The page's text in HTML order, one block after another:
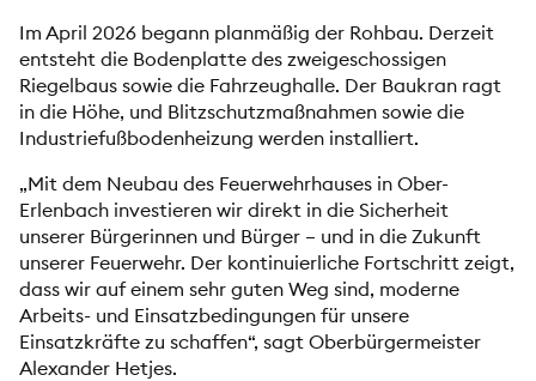
Im April 2026 begann planmäßig der Rohbau. Derzeit
entsteht die Bodenplatte des zweigeschossigen
Riegelbaus sowie die Fahrzeughalle. Der Baukran ragt
in die Höhe, und Blitzschutzmaßnahmen sowie die
Industriefußbodenheizung werden installiert.
„Mit dem Neubau des Feuerwehrhauses in Ober-
Erlenbach investieren wir direkt in die Sicherheit
unserer Bürgerinnen und Bürger – und in die Zukunft
unserer Feuerwehr. Der kontinuierliche Fortschritt zeigt,
dass wir auf einem sehr guten Weg sind, moderne
Arbeits- und Einsatzbedingungen für unsere
Einsatzkräfte zu schaffen“, sagt Oberbürgermeister
Alexander Hetjes.